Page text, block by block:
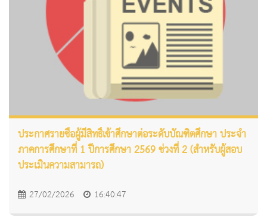
ประกาศรายชื่อผู้มีสิทธิ์เข้าศึกษาต่อระดับบัณฑิตศึกษา ประจำ
ภาคการศึกษาที่ 1 ปีการศึกษา 2569 ช่วงที่ 2 (สำหรับผู้สอบ
ประเมินความสามารถ)
27/02/2026 16:40:47